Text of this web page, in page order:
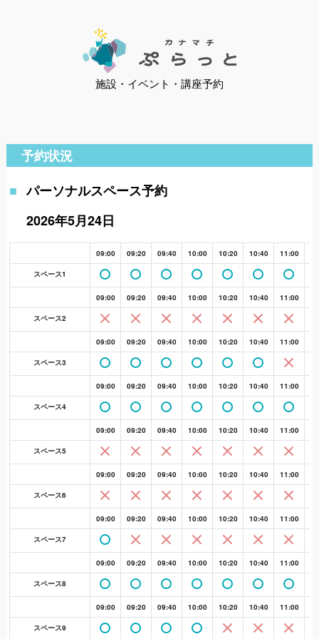
施設・イベント・講座予約
予約状況
パーソナルスペース予約
2026年5月24日
09:00 09:20 09:40 10:00 10:20 10:40 11:00
スペース1
09:00 09:20 09:40 10:00 10:20 10:40 11:00
スペース2
09:00 09:20 09:40 10:00 10:20 10:40 11:00
スペース3
09:00 09:20 09:40 10:00 10:20 10:40 11:00
スペース4
09:00 09:20 09:40 10:00 10:20 10:40 11:00
スペース5
09:00 09:20 09:40 10:00 10:20 10:40 11:00
スペース6
09:00 09:20 09:40 10:00 10:20 10:40 11:00
スペース7
09:00 09:20 09:40 10:00 10:20 10:40 11:00
スペース8
09:00 09:20 09:40 10:00 10:20 10:40 11:00
スペース9